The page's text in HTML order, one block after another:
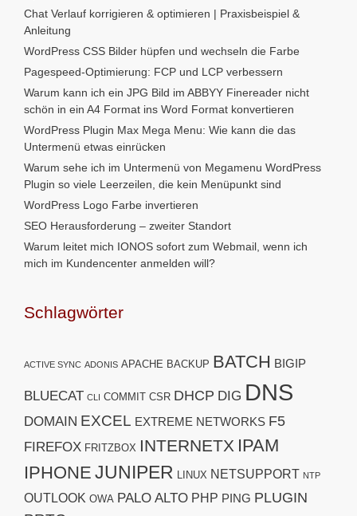
Chat Verlauf korrigieren & optimieren | Praxisbeispiel &
Anleitung
WordPress CSS Bilder hüpfen und wechseln die Farbe
Pagespeed-Optimierung: FCP und LCP verbessern
Warum kann ich ein JPG Bild im ABBYY Finereader nicht
schön in ein A4 Format ins Word Format konvertieren
WordPress Plugin Max Mega Menu: Wie kann die das
Untermenü etwas einrücken
Warum sehe ich im Untermenü von Megamenu WordPress
Plugin so viele Leerzeilen, die kein Menüpunkt sind
WordPress Logo Farbe invertieren
SEO Herausforderung – zweiter Standort
Warum leitet mich IONOS sofort zum Webmail, wenn ich
mich im Kundencenter anmelden will?
Schlagwörter
ACTIVE SYNC ADONIS APACHE BACKUP BATCH BIGIP
BLUECAT CLI COMMIT CSR DHCP DIG DNS
DOMAIN EXCEL EXTREME NETWORKS F5
FIREFOX FRITZBOX INTERNETX IPAM
IPHONE JUNIPER LINUX NETSUPPORT NTP
OUTLOOK OWA PALO ALTO PHP PING PLUGIN